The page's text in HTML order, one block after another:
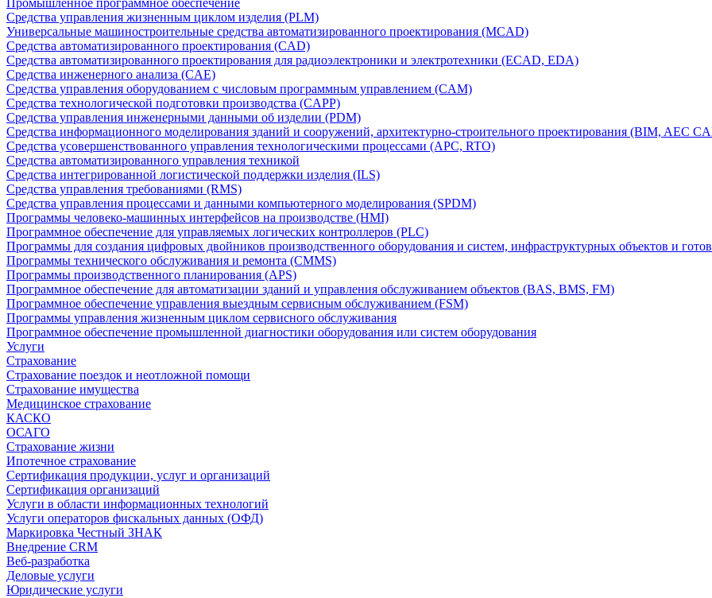
Промышленное программное обеспечение
Средства управления жизненным циклом изделия (PLM)
Универсальные машиностроительные средства автоматизированного проектирования (MCAD)
Средства автоматизированного проектирования (CAD)
Средства автоматизированного проектирования для радиоэлектроники и электротехники (ECAD, EDA)
Средства инженерного анализа (CAE)
Средства управления оборудованием с числовым программным управлением (CAM)
Средства технологической подготовки производства (CAPP)
Средства управления инженерными данными об изделии (PDM)
Средства информационного моделирования зданий и сооружений, архитектурно-строительного проектирования (BIM, AEC
Средства усовершенствованного управления технологическими процессами (APC, RTO)
Средства автоматизированного управления техникой
Средства интегрированной логистической поддержки изделия (ILS)
Средства управления требованиями (RMS)
Средства управления процессами и данными компьютерного моделирования (SPDM)
Программы человеко-машинных интерфейсов на производстве (HMI)
Программное обеспечение для управляемых логических контроллеров (PLC)
Программы для создания цифровых двойников производственного оборудования и систем, инфраструктурных объектов и
Программы технического обслуживания и ремонта (CMMS)
Программы производственного планирования (APS)
Программное обеспечение для автоматизации зданий и управления обслуживанием объектов (BAS, BMS, FM)
Программное обеспечение управления выездным сервисным обслуживанием (FSM)
Программы управления жизненным циклом сервисного обслуживания
Программное обеспечение промышленной диагностики оборудования или систем оборудования
Услуги
Страхование
Страхование поездок и неотложной помощи
Страхование имущества
Медицинское страхование
КАСКО
ОСАГО
Страхование жизни
Ипотечное страхование
Сертификация продукции, услуг и организаций
Сертификация организаций
Услуги в области информационных технологий
Услуги операторов фискальных данных (ОФД)
Маркировка Честный ЗНАК
Внедрение CRM
Веб-разработка
Деловые услуги
Юридические услуги